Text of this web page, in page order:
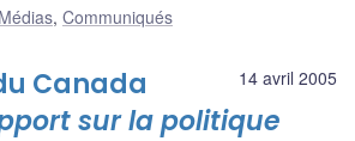
Médias, Communiqués
14 avril 2005
Canada
sur la politique